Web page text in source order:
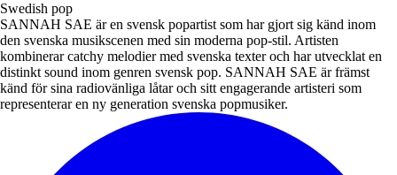
Swedish pop
SANNAH SAE är en svensk popartist som har gjort sig känd inom
den svenska musikscenen med sin moderna pop-stil. Artisten
kombinerar catchy melodier med svenska texter och har utvecklat en
distinkt sound inom genren svensk pop. SANNAH SAE är främst
känd för sina radiovänliga låtar och sitt engagerande artisteri som
representerar en ny generation svenska popmusiker.